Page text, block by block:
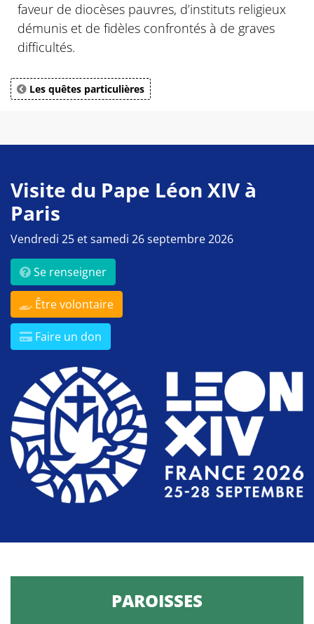
faveur de diocèses pauvres, d’instituts religieux
démunis et de fidèles confrontés à de graves
difficultés.
Les quêtes particulières
Visite du Pape Léon XIV à
Paris
Vendredi 25 et samedi 26 septembre 2026
Se renseigner
Être volontaire
Faire un don
PAROISSES